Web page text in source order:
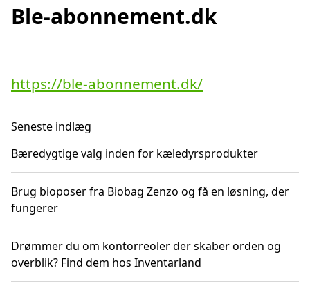
Ble-abonnement.dk
https://ble-abonnement.dk/
Seneste indlæg
Bæredygtige valg inden for kæledyrsprodukter
Brug bioposer fra Biobag Zenzo og få en løsning, der
fungerer
Drømmer du om kontorreoler der skaber orden og
overblik? Find dem hos Inventarland